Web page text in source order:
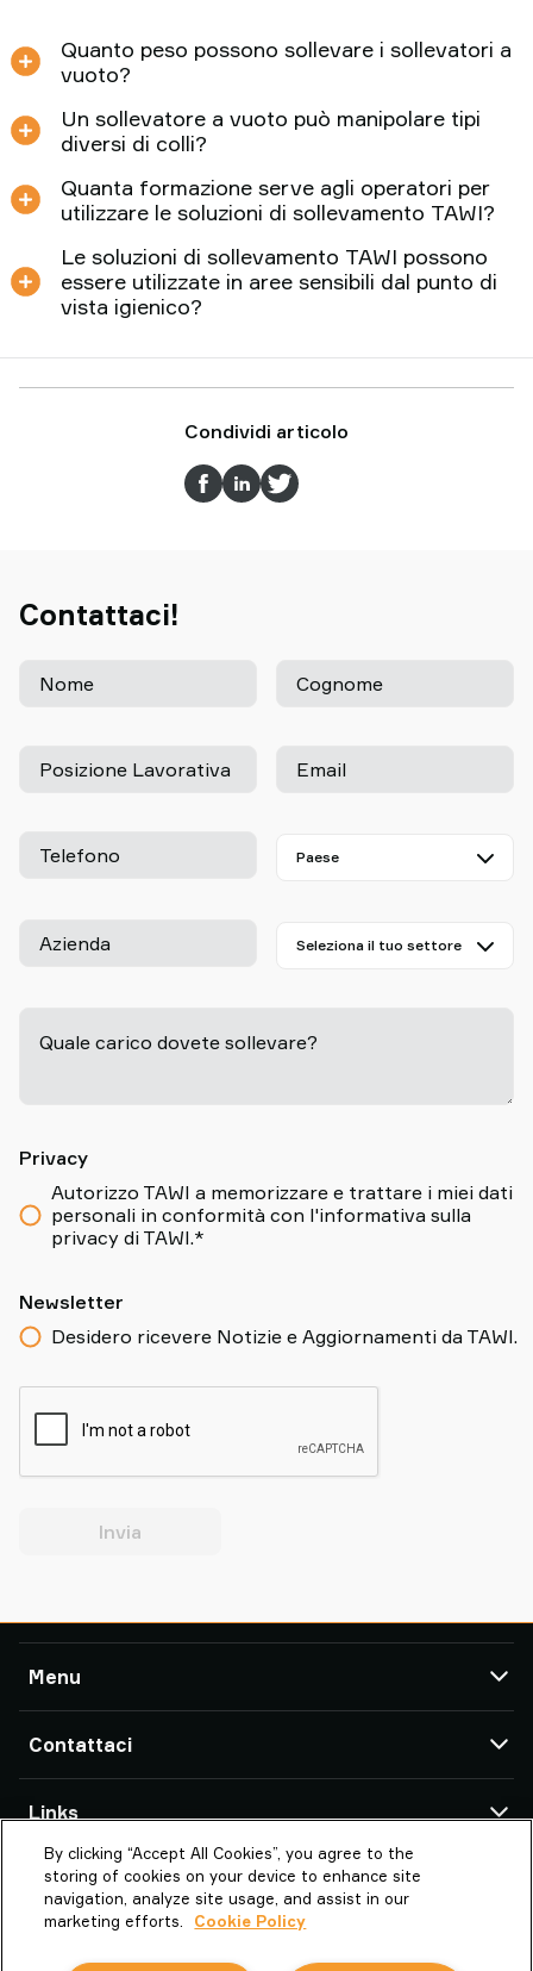
Quanto peso possono sollevare i sollevatori a
vuoto?
Un sollevatore a vuoto può manipolare tipi
diversi di colli?
Quanta formazione serve agli operatori per
utilizzare le soluzioni di sollevamento TAWI?
Le soluzioni di sollevamento TAWI possono
essere utilizzate in aree sensibili dal punto di
vista igienico?
Condividi articolo
Contattaci!
Nome Cognome
Posizione Lavorativa Email
Telefono
Azienda
Quale carico dovete sollevare?
Privacy
Autorizzo TAWI a memorizzare e trattare i miei dati
personali in conformità con l'informativa sulla
privacy di TAWI.*
Newsletter
Desidero ricevere Notizie e Aggiornamenti da TAWI.
Invia
Menu
Prodotti
Storie di successo
Chi è TAWI
Vaculex è TAWI
Studi di settori
Sostenibilità in TAWI
Contattaci
Uffici & Partners TAWI
Piab Italia srl
Strada Piossasco, 43/N
10040 Volvera (TO)
Links
Chi è PIAB GROUP
TAWI – Part of Piab Group
Lavora con noi
Termini e condizioni
By clicking “Accept All Cookies”, you agree to the
storing of cookies on your device to enhance site
navigation, analyze site usage, and assist in our
marketing efforts.
Cookie Policy